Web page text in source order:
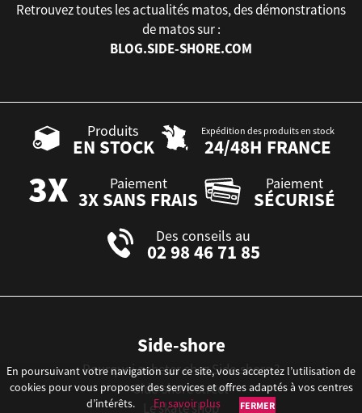
Retrouvez toutes les actualités matos, des démonstrations
de matos sur :
BLOG.SIDE-SHORE.COM
Produits
EN STOCK
Expédition des produits en stock
24/48H FRANCE
Paiement
3X SANS FRAIS
Paiement
SÉCURISÉ
Des conseils au
02 98 46 71 85
Side-shore
Pourquoi acheter chez Side-shore ?
Side-shore street
Le skate shop
En poursuivant votre navigation sur ce site, vous acceptez l’utilisation de
cookies pour vous proposer des services et offres adaptés à vos centres
d’intérêts.
En savoir plus FERMER